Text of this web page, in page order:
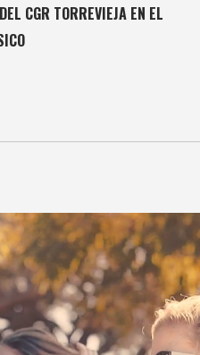
CGR TORREVIEJA EN EL